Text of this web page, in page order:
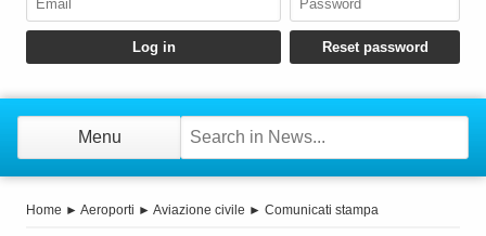
Menu
Home ► Aeroporti ► Aviazione civile ► Comunicati stampa